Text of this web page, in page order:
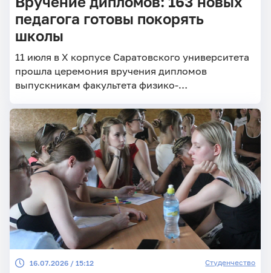
педагога готовы покорять
школы
11 июля в X корпусе Саратовского университета
прошла церемония вручения дипломов
выпускникам факультета физико-
дисциплин
16.07.2026 / 15:12 Студенчество